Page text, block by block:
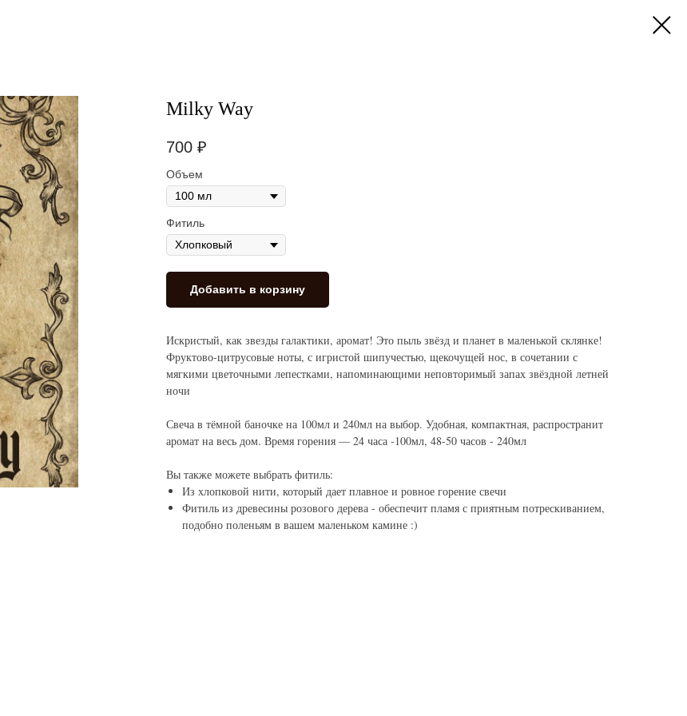
Milky Way
700 ₽
Объем
Фитиль
Добавить в корзину
Искристый, как звезды галактики, аромат! Это пыль звёзд и планет в маленькой склянке!
Фруктово-цитрусовые ноты, с игристой шипучестью, щекочущей нос, в сочетании с
мягкими цветочными лепестками, напоминающими неповторимый запах звёздной летней
ночи
Свеча в тёмной баночке на 100мл и 240мл на выбор. Удобная, компактная, распространит
аромат на весь дом. Время горения — 24 часа -100мл, 48-50 часов - 240мл
Вы также можете выбрать фитиль:
Из хлопковой нити, который дает плавное и ровное горение свечи
Фитиль из древесины розового дерева - обеспечит пламя с приятным потрескиванием,
подобно поленьям в вашем маленьком камине :)